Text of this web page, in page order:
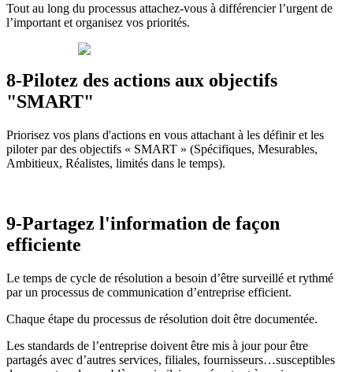
Tout au long du processus attachez-vous à différencier l’urgent de
l’important et organisez vos priorités.
8-Pilotez des actions aux objectifs
"SMART"
Priorisez vos plans d'actions en vous attachant à les définir et les
piloter par des objectifs « SMART » (Spécifiques, Mesurables,
Ambitieux, Réalistes, limités dans le temps).
9-Partagez l'information de façon
efficiente
Le temps de cycle de résolution a besoin d’être surveillé et rythmé
par un processus de communication d’entreprise efficient.
Chaque étape du processus de résolution doit être documentée.
Les standards de l’entreprise doivent être mis à jour pour être
partagés avec d’autres services, filiales, fournisseurs…susceptibles